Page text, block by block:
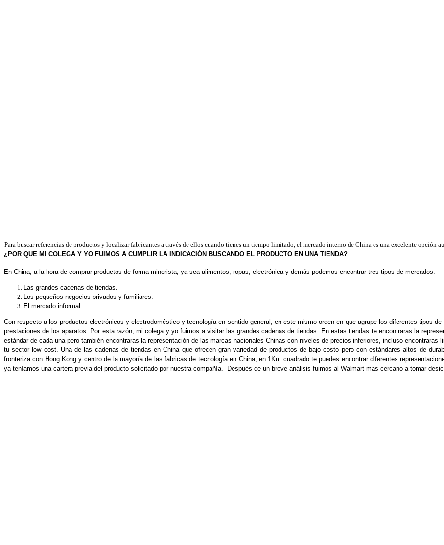
Para buscar referencias de productos y localizar fabricantes a través de ellos cuando tienes un tiempo limitado, el mercado interno de China es una excelente opción
¿POR QUE MI COLEGA Y YO FUIMOS A CUMPLIR LA INDICACIÓN BUSCANDO EL PRODUCTO EN UNA TIENDA?
En China, a la hora de comprar productos de forma minorista, ya sea alimentos, ropas, electrónica y demás podemos encontrar tres tipos de mercados.
Las grandes cadenas de tiendas.
Los pequeños negocios privados y familiares.
El mercado informal.
Con respecto a los productos electrónicos y electrodoméstico y tecnología en sentido general, en este mismo orden en que agrupe los diferentes tipos
prestaciones de los aparatos. Por esta razón, mi colega y yo fuimos a visitar las grandes cadenas de tiendas. En estas tiendas te encontraras la
estándar de cada una pero también encontraras la representación de las marcas nacionales Chinas con niveles de precios inferiores, incluso
tu sector low cost. Una de las cadenas de tiendas en China que ofrecen gran variedad de productos de bajo costo pero con estándares altos de
fronteriza con Hong Kong y centro de la mayoría de las fabricas de tecnología en China, en 1Km cuadrado te puedes encontrar diferentes
ya teníamos una cartera previa del producto solicitado por nuestra compañía. Después de un breve análisis fuimos al Walmart mas cercano a tomar